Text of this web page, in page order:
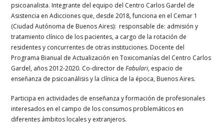
psicoanalista. Integrante del equipo del Centro Carlos Gardel de
Asistencia en Adicciones que, desde 2018, funciona en el Cemar 1
(Ciudad Autónoma de Buenos Aires): responsable de: admisión y
tratamiento clínico de los pacientes, a cargo de la rotación de
residentes y concurrentes de otras instituciones. Docente del
Programa Bianual de Actualización en Toxicomanías del Centro Carlos
Gardel, años 2012-2020. Co-director de Fabulari, espacio de
enseñanza de psicoanálisis y la clínica de la época, Buenos Aires.
Participa en actividades de enseñanza y formación de profesionales
interesados en el campo de los consumos problemáticos en
diferentes ámbitos locales y extranjeros.